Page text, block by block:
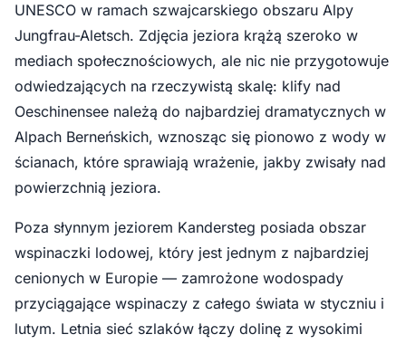
UNESCO w ramach szwajcarskiego obszaru Alpy
Jungfrau-Aletsch. Zdjęcia jeziora krążą szeroko w
mediach społecznościowych, ale nic nie przygotowuje
odwiedzających na rzeczywistą skalę: klify nad
Oeschinensee należą do najbardziej dramatycznych w
Alpach Berneńskich, wznosząc się pionowo z wody w
ścianach, które sprawiają wrażenie, jakby zwisały nad
powierzchnią jeziora.
Poza słynnym jeziorem Kandersteg posiada obszar
wspinaczki lodowej, który jest jednym z najbardziej
cenionych w Europie — zamrożone wodospady
przyciągające wspinaczy z całego świata w styczniu i
lutym. Letnia sieć szlaków łączy dolinę z wysokimi